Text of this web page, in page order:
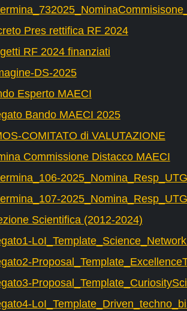
Pres rettifica RF 2024
RF 2024 finanziati
DS-2025
Esperto MAECI
Bando MAECI 2025
COMITATO di VALUTAZIONE
Commissione Distacco MAECI
Scientifica (2012-2024)